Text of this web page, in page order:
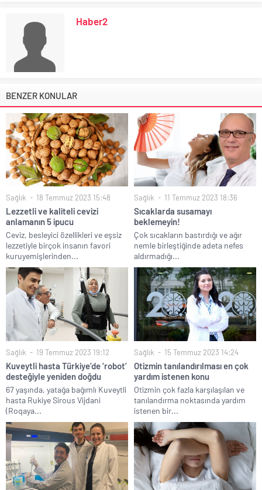
Haber2
BENZER KONULAR
Sağlık 18 Temmuz 2023 15:48
Lezzetli ve kaliteli cevizi
anlamanın 5 ipucu
Ceviz, besleyici özellikleri ve eşsiz
lezzetiyle birçok insanın favori
kuruyemişlerinden...
Sağlık 11 Temmuz 2023 18:36
Sıcaklarda susamayı
beklemeyin!
Çok sıcakların bastırdığı ve ağır
nemle birleştiğinde adeta nefes
aldırmadığı...
Sağlık 19 Temmuz 2023 19:12
Kuveytli hasta Türkiye’de ‘robot’
desteğiyle yeniden doğdu
67 yaşında, yatağa bağımlı Kuveytli
hasta Rukiye Sirous Vijdani
(Roqaya...
Sağlık 15 Temmuz 2023 14:24
Otizmin tanılandırılması en çok
yardım istenen konu
Otizmin çok fazla karşılaşılan ve
tanılandırma noktasında yardım
istenen bir...